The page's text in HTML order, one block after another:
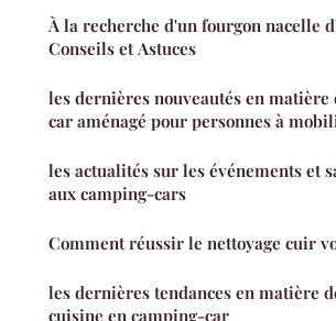
À la recherche d'un fourgon nacelle
Conseils et Astuces
les dernières nouveautés en matière
car aménagé pour personnes à
les actualités sur les événements et
aux camping-cars
les dernières tendances en matière
cuisine en camping-car